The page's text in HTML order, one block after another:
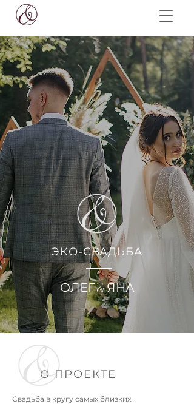
ЭКО-СВАДЬБА
ОЛЕГ& ЯНА
О ПРОЕКТЕ
Свадьба в кругу самых близких.